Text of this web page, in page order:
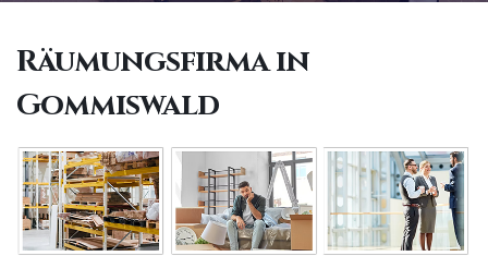
Räumungsfirma in
Gommiswald